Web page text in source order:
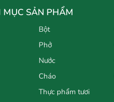
MỤC SẢN PHẨM
Bột
Phở
Nước
Cháo
Thực phẩm tươi